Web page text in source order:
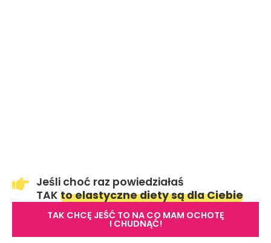
Jeśli choć raz powiedziałaś
TAK to elastyczne diety są dla Ciebie
TAK CHCĘ JEŚĆ TO NA CO MAM OCHOTĘ
I CHUDNĄĆ!